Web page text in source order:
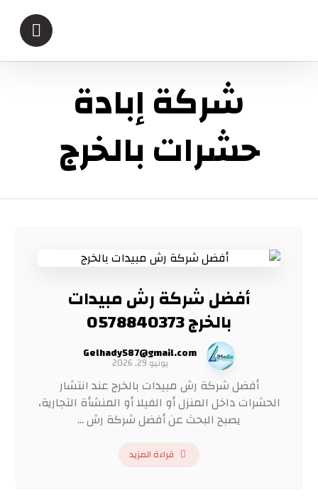
شركة إبادة
حشرات بالخرج
أفضل شركة رش مبيدات
بالخرج 0578840373
Gelhady587@gmail.com
يونيو 29, 2026
أفضل شركة رش مبيدات بالخرج عند انتشار
الحشرات داخل المنزل أو الفيلا أو المنشأة التجارية،
يصبح البحث عن أفضل شركة رش ...
قراءة المزيد